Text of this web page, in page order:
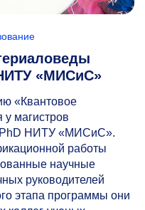
«МИСиС»
«Квантовое
у магистров
iPhD НИТУ «МИСиС».
работы
научные
руководителей
этапа программы они